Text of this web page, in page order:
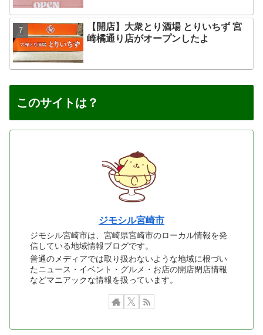
【開店】大衆とり酒場 とりいちず 宮
崎橘通り店がオープンしたよ
このサイトは？
ジモシル宮崎市
ジモシル宮崎市は、宮崎県宮崎市のローカル情報を発
信している地域情報ブログです。
普通のメディアでは取り扱わないような地域に根づい
たニュース・イベント・グルメ・お店の開店閉店情報
などマニアックな情報を扱っています。